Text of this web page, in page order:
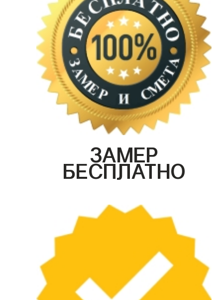
ЗАМЕР
БЕСПЛАТНО